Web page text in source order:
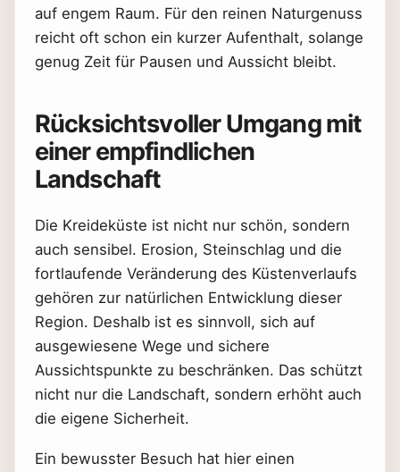
auf engem Raum. Für den reinen Naturgenuss
reicht oft schon ein kurzer Aufenthalt, solange
genug Zeit für Pausen und Aussicht bleibt.
Rücksichtsvoller Umgang mit
einer empfindlichen
Landschaft
Die Kreideküste ist nicht nur schön, sondern
auch sensibel. Erosion, Steinschlag und die
fortlaufende Veränderung des Küstenverlaufs
gehören zur natürlichen Entwicklung dieser
Region. Deshalb ist es sinnvoll, sich auf
ausgewiesene Wege und sichere
Aussichtspunkte zu beschränken. Das schützt
nicht nur die Landschaft, sondern erhöht auch
die eigene Sicherheit.
Ein bewusster Besuch hat hier einen